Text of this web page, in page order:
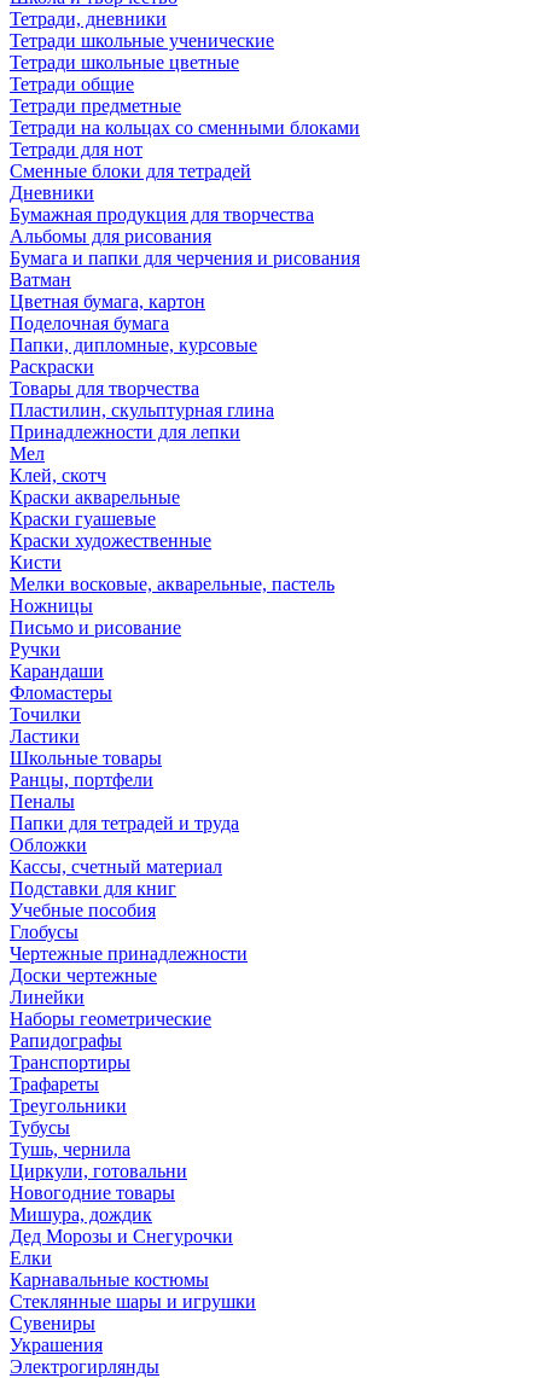
Тетради, дневники
Тетради школьные ученические
Тетради школьные цветные
Тетради общие
Тетради предметные
Тетради на кольцах со сменными блоками
Тетради для нот
Сменные блоки для тетрадей
Дневники
Бумажная продукция для творчества
Альбомы для рисования
Бумага и папки для черчения и рисования
Ватман
Цветная бумага, картон
Поделочная бумага
Папки, дипломные, курсовые
Раскраски
Товары для творчества
Пластилин, скульптурная глина
Принадлежности для лепки
Мел
Клей, скотч
Краски акварельные
Краски гуашевые
Краски художественные
Кисти
Мелки восковые, акварельные, пастель
Ножницы
Письмо и рисование
Ручки
Карандаши
Фломастеры
Точилки
Ластики
Школьные товары
Ранцы, портфели
Пеналы
Папки для тетрадей и труда
Обложки
Кассы, счетный материал
Подставки для книг
Учебные пособия
Глобусы
Чертежные принадлежности
Доски чертежные
Линейки
Наборы геометрические
Рапидографы
Транспортиры
Трафареты
Треугольники
Тубусы
Тушь, чернила
Циркули, готовальни
Новогодние товары
Мишура, дождик
Дед Морозы и Снегурочки
Елки
Карнавальные костюмы
Стеклянные шары и игрушки
Сувениры
Украшения
Электрогирлянды